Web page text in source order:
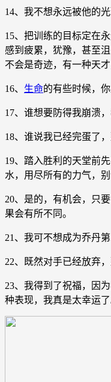
14、我不想永远被他的光
15、把训练的目标定在
感到疲累，犹豫，甚至
不会是奇迹，有一种天
16、 生命的有些时候，
17、谁想要防得我崩溃
18、谁说我已经完蛋了
19、踏入胜利的天堂前
水，用尽所有的力气，别
20、是的，有机会，只
果会有所不同。
21、我可不想成为乔丹
22、既然对手已经放弃
23、我得到了祝福，因
种表现，我真是太幸运了